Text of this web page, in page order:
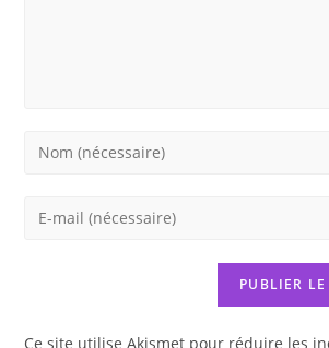
Enter
Enter
Ce site utilise Akismet pour réduire les